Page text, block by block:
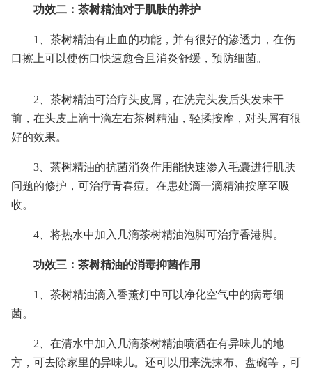
功效二：茶树精油对于肌肤的养护
1、茶树精油有止血的功能，并有很好的渗透力，在伤
口擦上可以使伤口快速愈合且消炎舒缓，预防细菌。
2、茶树精油可治疗头皮屑，在洗完头发后头发未干
前，在头皮上滴十滴左右茶树精油，轻揉按摩，对头屑有很
好的效果。
3、茶树精油的抗菌消炎作用能快速渗入毛囊进行肌肤
问题的修护，可治疗青春痘。在患处滴一滴精油按摩至吸
收。
4、将热水中加入几滴茶树精油泡脚可治疗香港脚。
功效三：茶树精油的消毒抑菌作用
1、茶树精油滴入香薰灯中可以净化空气中的病毒细
菌。
2、在清水中加入几滴茶树精油喷洒在有异味儿的地
方，可去除家里的异味儿。还可以用来洗抹布、盘碗等，可